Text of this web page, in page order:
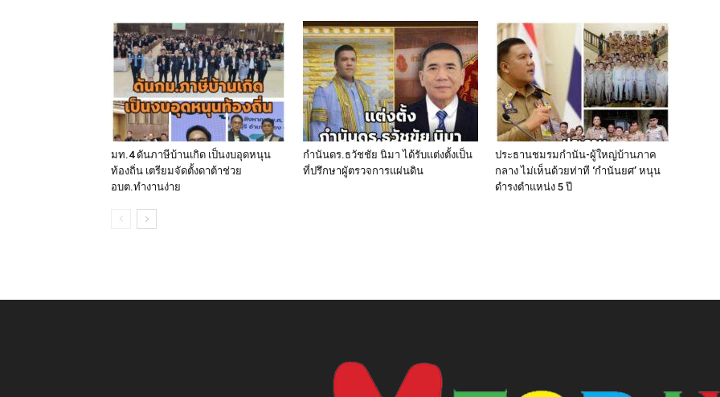
มท.4 ดันภาษีบ้านเกิด เป็นงบอุดหนุน
ท้องถิ่น เตรียมจัดตั้งดาต้าช่วย
อบต.ทำงานง่าย
กำนันดร.ธวัชชัย นิมา ได้รับแต่งตั้งเป็น
ที่ปรึกษาผูัตรวจการแผ่นดิน
ประธานชมรมกำนัน-ผู้ใหญ่บ้านภาค
กลาง ไม่เห็นด้วยท่าที ‘กำนันยศ’ หนุน
ดำรงตำแหน่ง 5 ปี